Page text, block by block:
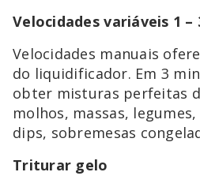
Velocidades variáveis 1 –
Velocidades manuais
do liquidificador. Em 3
obter misturas perfeitas
molhos, massas,
dips, sobremesas
Triturar gelo